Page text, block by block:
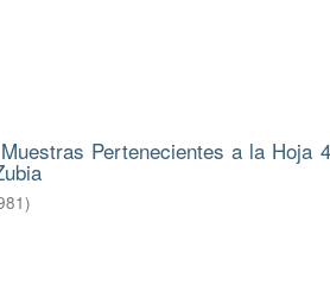
Pertenecientes a la Hoja
)